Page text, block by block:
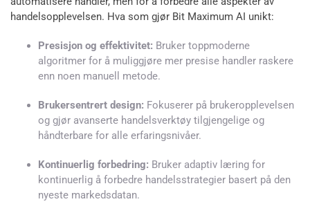
handelsopplevelsen. Hva som gjør Bit Maximum AI unikt:
Presisjon og effektivitet: Bruker toppmoderne
algoritmer for å muliggjøre mer presise handler raskere
enn noen manuell metode.
Brukersentrert design: Fokuserer på brukeropplevelsen
og gjør avanserte handelsverktøy tilgjengelige og
håndterbare for alle erfaringsnivåer.
Kontinuerlig forbedring: Bruker adaptiv læring for
kontinuerlig å forbedre handelsstrategier basert på den
nyeste markedsdatan.